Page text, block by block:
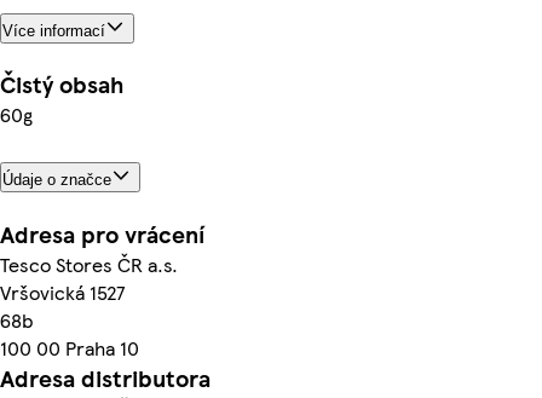
Více informací
Čistý obsah
60g
Údaje o značce
Adresa pro vrácení
Tesco Stores ČR a.s.
Vršovická 1527
68b
100 00 Praha 10
Adresa distributora